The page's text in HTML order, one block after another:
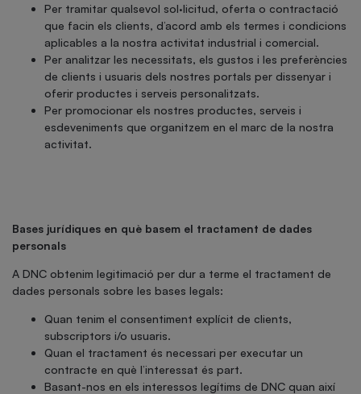
Per tramitar qualsevol sol·licitud, oferta o contractació
que facin els clients, d’acord amb els termes i condicions
aplicables a la nostra activitat industrial i comercial.
Per analitzar les necessitats, els gustos i les preferències
de clients i usuaris dels nostres portals per dissenyar i
oferir productes i serveis personalitzats.
Per promocionar els nostres productes, serveis i
esdeveniments que organitzem en el marc de la nostra
activitat.
Bases jurídiques en què basem el tractament de dades
personals
A DNC obtenim legitimació per dur a terme el tractament de
dades personals sobre les bases legals:
Quan tenim el consentiment explícit de clients,
subscriptors i/o usuaris.
Quan el tractament és necessari per executar un
contracte en què l’interessat és part.
Basant-nos en els interessos legítims de DNC quan així